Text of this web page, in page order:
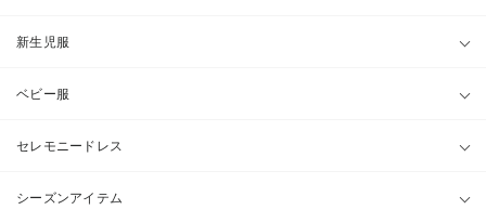
新生児服
ベビー服
セレモニードレス
シーズンアイテム